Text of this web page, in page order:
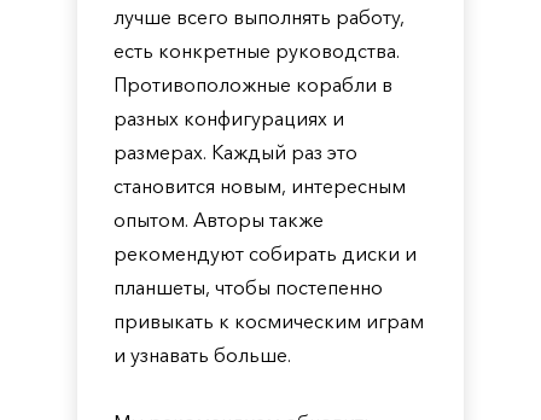
лучше всего выполнять работу,
есть конкретные руководства.
Противоположные корабли в
разных конфигурациях и
размерах. Каждый раз это
становится новым, интересным
опытом. Авторы также
рекомендуют собирать диски и
планшеты, чтобы постепенно
привыкать к космическим играм
и узнавать больше.